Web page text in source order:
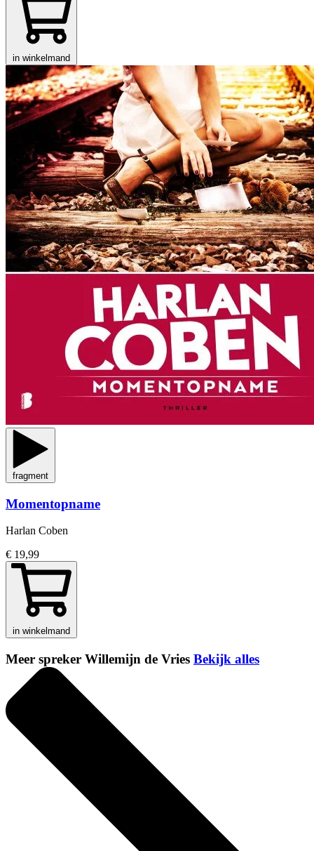
in winkelmand
fragment
Momentopname
Harlan Coben
€ 19,99
in winkelmand
Meer spreker Willemijn de Vries Bekijk alles